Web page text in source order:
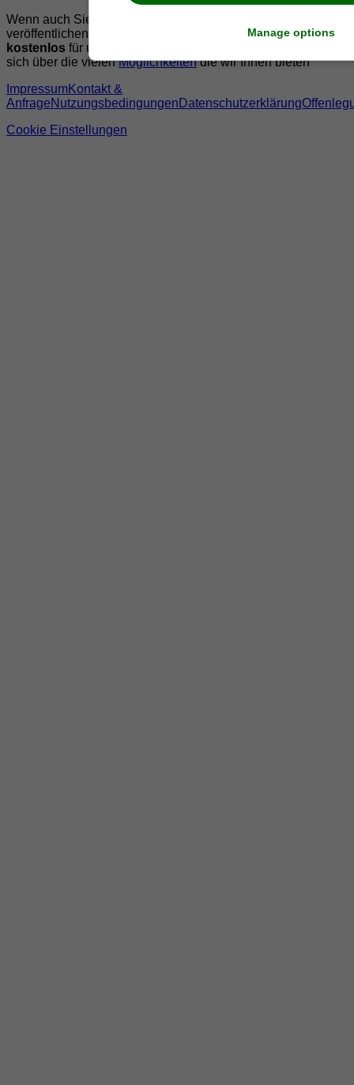
Wenn auch Sie Ihre Informationen auf suedsteiermark.at
veröffentlichen wollen, registrieren Sie sich doch gleich
kostenlos für unseren
sich über die vielenMöglichkeitendie wir Ihnen bieten
ImpressumKontakt &
AnfrageNutzungsbedingungen Datenschutzerklärung
Cookie Einstellungen
Manage options